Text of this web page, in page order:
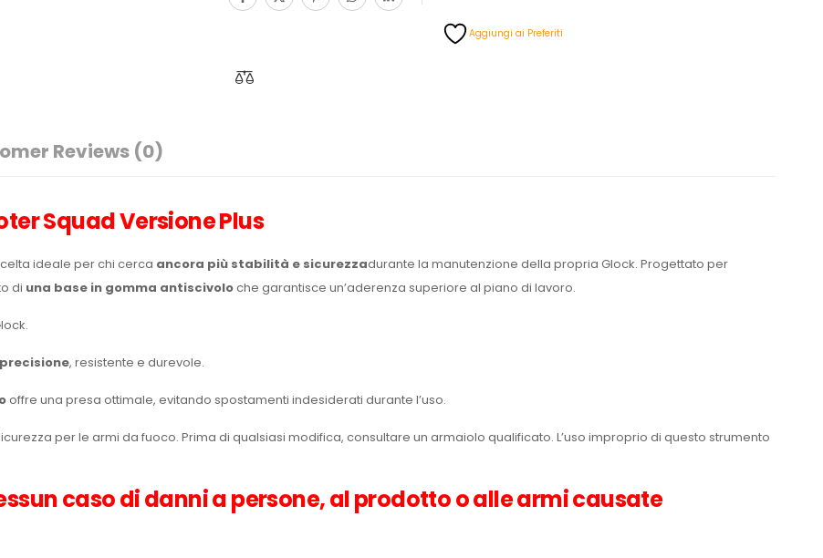
Aggiungi ai Preferiti
Reviews (0)
Squad Versione Plus
ideale per chi cerca ancora più stabilità e sicurezzadurante la manutenzione della propria Glock. Progettato per
di una base in gomma antiscivoloche garantisce un’aderenza superiore al piano di lavoro.
, resistente e durevole.
offre una presa ottimale, evitando spostamenti indesiderati durante l’uso.
per le armi da fuoco. Prima di qualsiasi modifica, consultare un armaiolo qualificato. L’uso improprio di questo strumento
caso di danni a persone, al prodotto o alle armi causate